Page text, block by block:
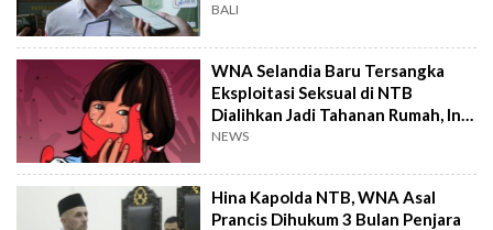
BALI
WNA Selandia Baru Tersangka
Eksploitasi Seksual di NTB
Dialihkan Jadi Tahanan Rumah, Ini
Alasannya
NEWS
Hina Kapolda NTB, WNA Asal
Prancis Dihukum 3 Bulan Penjara